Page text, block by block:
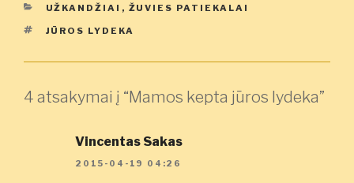
KATEGORIJOS
UŽKANDŽIAI , ŽUVIES PATIEKALAI
ŽYMOS
JŪROS LYDEKA
4 atsakymai į “Mamos kepta jūros lydeka”
Vincentas Sakas
2015-04-19 04:26